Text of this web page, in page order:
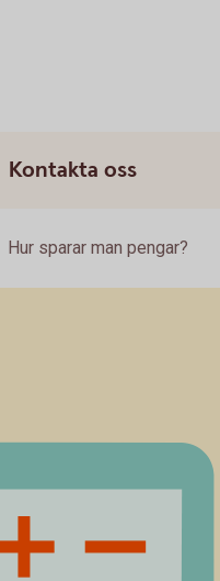
Kontakta oss
Hur sparar man pengar?